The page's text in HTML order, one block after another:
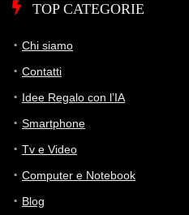
TOP CATEGORIE
Chi siamo
Contatti
Idee Regalo con l’IA
Smartphone
Tv e Video
Computer e Notebook
Blog